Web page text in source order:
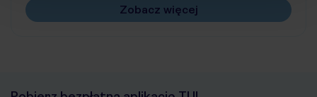
Zobacz więcej